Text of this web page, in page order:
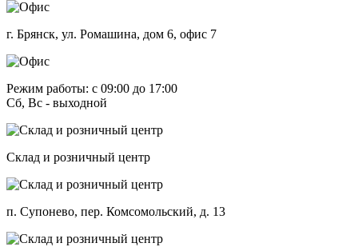
г. Брянск, ул. Ромашина, дом 6, офис 7
Режим работы: с 09:00 до 17:00
Сб, Вс - выходной
Склад и розничный центр
п. Супонево, пер. Комсомольский, д. 13